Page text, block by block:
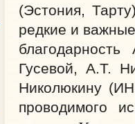
(Эстония,
редкие и
Гусевой, А.Т.
Николюкину
проводимого